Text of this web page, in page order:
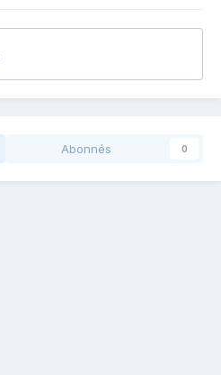
Abonnés 0